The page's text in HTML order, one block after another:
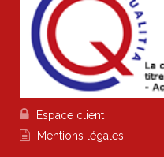
 Espace client
 Mentions légales